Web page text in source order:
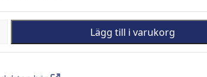
Lägg till i varukorg